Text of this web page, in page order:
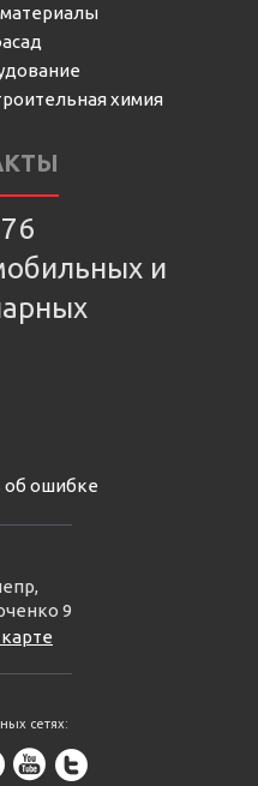
химия
и
ошибке
9
сетях: